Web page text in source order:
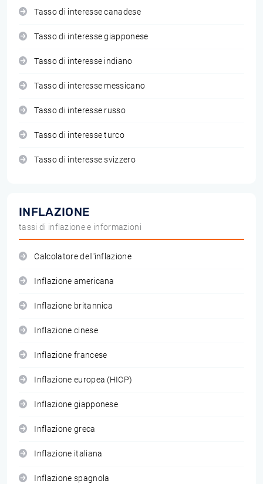
Tasso di interesse canadese
Tasso di interesse giapponese
Tasso di interesse indiano
Tasso di interesse messicano
Tasso di interesse russo
Tasso di interesse turco
Tasso di interesse svizzero
INFLAZIONE
tassi di inflazione e informazioni
Calcolatore dell'inflazione
Inflazione americana
Inflazione britannica
Inflazione cinese
Inflazione francese
Inflazione europea (HICP)
Inflazione giapponese
Inflazione greca
Inflazione italiana
Inflazione spagnola